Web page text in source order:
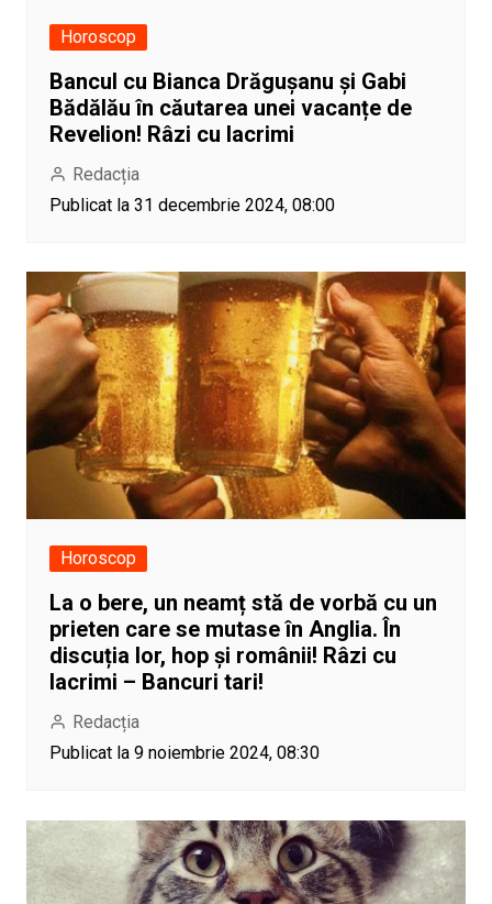
Horoscop
Bancul cu Bianca Drăgușanu și Gabi
Bădălău în căutarea unei vacanțe de
Revelion! Râzi cu lacrimi
Redacția
Publicat la 31 decembrie 2024, 08:00
Horoscop
La o bere, un neamț stă de vorbă cu un
prieten care se mutase în Anglia. În
discuția lor, hop și românii! Râzi cu
lacrimi – Bancuri tari!
Redacția
Publicat la 9 noiembrie 2024, 08:30